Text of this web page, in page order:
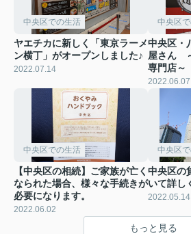
中央区での生活
ヤエチカに新しく「東京ラーメ
ン横丁」がオープンしました♪
2022.07.14
中央区
中央区・
屋さん
専門店～
2022.06.07
中央区での生活
【中央区の相続】ご家族が亡く
なられた場合、様々な手続きが
必要になります。
2022.06.02
中央区
中央区の
いて詳し
2022.05.14
もっと見る